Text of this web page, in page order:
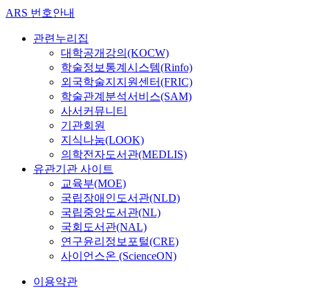
ARS 번호안내
관련누리집
대학공개강의(KOCW)
학술정보통계시스템(Rinfo)
외국학술지지원센터(FRIC)
학술관계분석서비스(SAM)
사서커뮤니티
기관회원
지식나눔(LOOK)
의학전자도서관(MEDLIS)
유관기관 사이트
교육부(MOE)
국립장애인도서관(NLD)
국립중앙도서관(NL)
국회도서관(NAL)
연구윤리정보포털(CRE)
사이언스온 (ScienceON)
이용약관